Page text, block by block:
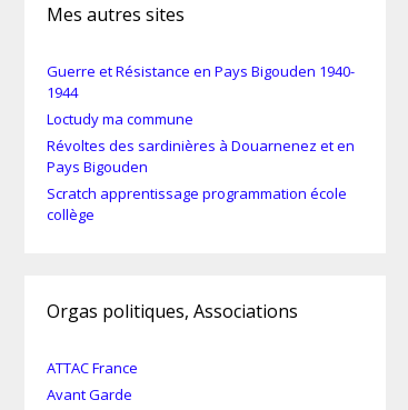
Mes autres sites
Guerre et Résistance en Pays Bigouden 1940-
1944
Loctudy ma commune
Révoltes des sardinières à Douarnenez et en
Pays Bigouden
Scratch apprentissage programmation école
collège
Orgas politiques, Associations
ATTAC France
Avant Garde